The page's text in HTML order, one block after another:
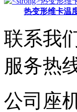
热变形维卡温
联系我
服务热
公司座